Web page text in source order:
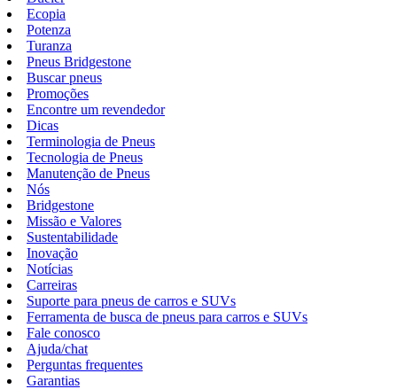
Ecopia
Potenza
Turanza
Pneus Bridgestone
Buscar pneus
Promoções
Encontre um revendedor
Dicas
Terminologia de Pneus
Tecnologia de Pneus
Manutenção de Pneus
Nós
Bridgestone
Missão e Valores
Sustentabilidade
Inovação
Notícias
Carreiras
Suporte para pneus de carros e SUVs
Ferramenta de busca de pneus para carros e SUVs
Fale conosco
Ajuda/chat
Perguntas frequentes
Garantias